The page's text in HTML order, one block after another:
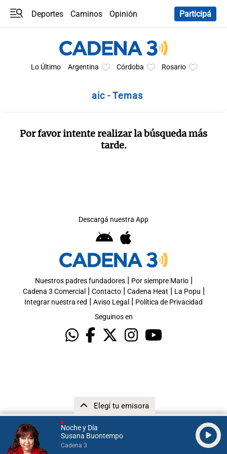
Noche y Día
Susana Buontempo
Cadena 3
Elegí tu emisora
Deportes Caminos
Opinión
Participá
Lo Último Argentina Córdoba Rosario
aic - Temas
Por favor intente realizar la búsqueda más
tarde.
Descargá nuestra App
Nuestros padres fundadores| Por siempre Mario|
Cadena 3 Comercial | Contacto| Cadena Heat | La Popu |
Integrar nuestra red | Aviso Legal | Política de Privacidad
Seguinos en